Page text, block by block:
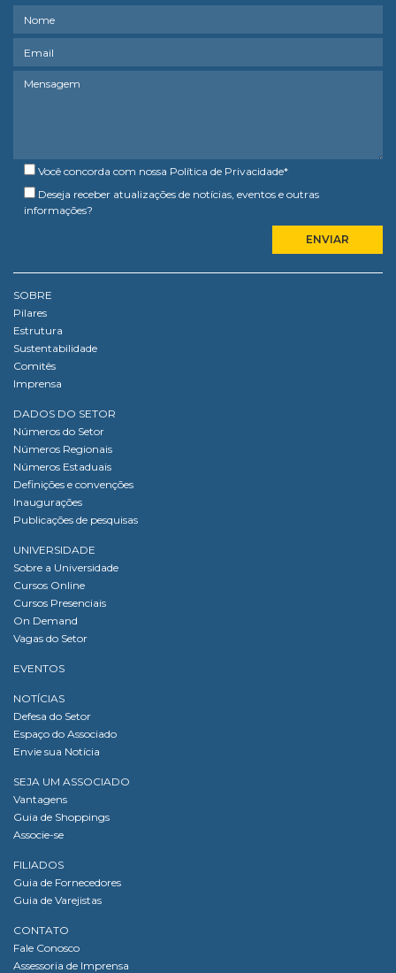
Você concorda com nossa Política de Privacidade*
Deseja receber atualizações de notícias, eventos e outras
informações?
SOBRE
Pilares
Estrutura
Sustentabilidade
Comitês
Imprensa
DADOS DO SETOR
Números do Setor
Números Regionais
Números Estaduais
Definições e convenções
Inaugurações
Publicações de pesquisas
UNIVERSIDADE
Sobre a Universidade
Cursos Online
Cursos Presenciais
On Demand
Vagas do Setor
EVENTOS
NOTÍCIAS
Defesa do Setor
Espaço do Associado
Envie sua Notícia
SEJA UM ASSOCIADO
Vantagens
Guia de Shoppings
Associe-se
FILIADOS
Guia de Fornecedores
Guia de Varejistas
CONTATO
Fale Conosco
Assessoria de Imprensa